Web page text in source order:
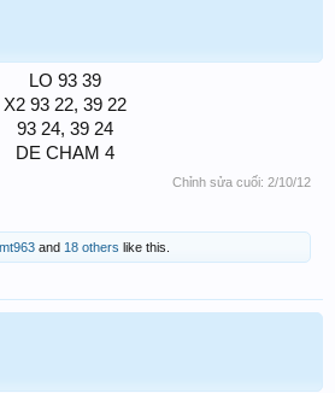
LO 93 39
X2 93 22, 39 22
93 24, 39 24
DE CHAM 4​
Chỉnh sửa cuối: 2/10/12
lmt963 and 18 others like this.